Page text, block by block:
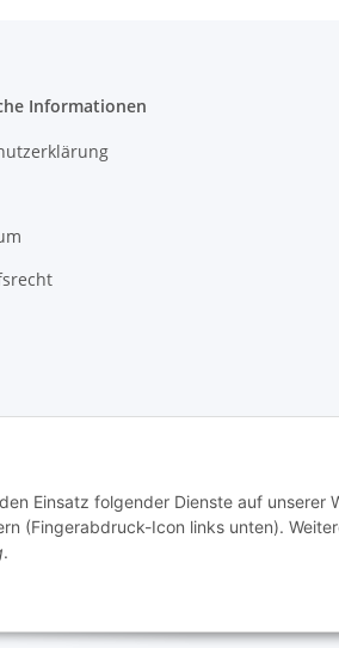
Einsatz folgender Dienste auf unserer
(Fingerabdruck-Icon links unten).
.
Informationen